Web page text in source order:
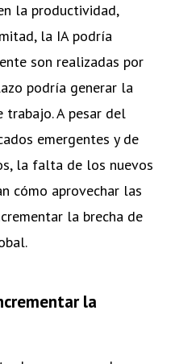
la productividad,
la IA podría
son realizadas por
podría generar la
trabajo. A pesar del
emergentes y de
la falta de los nuevos
cómo aprovechar las
la brecha de
la